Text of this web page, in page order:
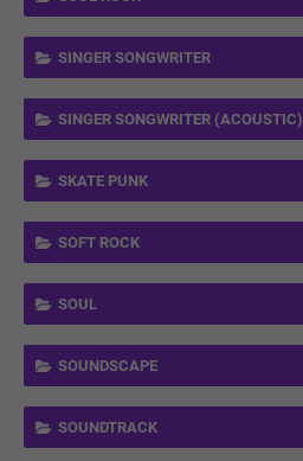
SINGER SONGWRITER
SINGER SONGWRITER (ACOUSTIC)
SKATE PUNK
SOFT ROCK
SOUL
SOUNDSCAPE
SOUNDTRACK